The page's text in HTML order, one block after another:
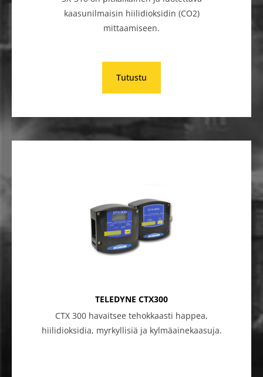
kaasunilmaisin hiilidioksidin (CO2)
mittaamiseen.
Tutustu
TELEDYNE CTX300
CTX 300 havaitsee tehokkaasti happea,
hiilidioksidia, myrkyllisiä ja kylmäainekaasuja.